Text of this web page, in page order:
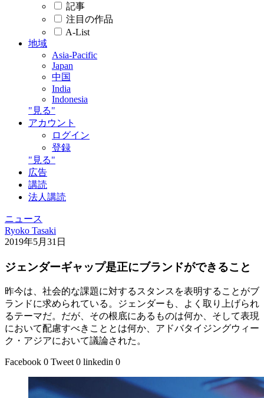
記事
注目の作品
A-List
地域
Asia-Pacific
Japan
中国
India
Indonesia
"見る"
アカウント
ログイン
登録
"見る"
広告
講読
法人講読
ニュース
Ryoko Tasaki
2019年5月31日
ジェンダーギャップ是正にブランドができること
昨今は、社会的な課題に対するスタンスを表明することがブ
ランドに求められている。ジェンダーも、よく取り上げられ
るテーマだ。だが、その根底にあるものは何か、そして表現
において配慮すべきこととは何か、アドバタイジングウィー
ク・アジアにおいて議論された。
Facebook 0 Tweet 0 linkedin 0